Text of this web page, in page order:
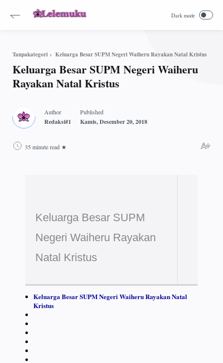
Tanpakategori Keluarga Besar SUPM Negeri Waiheru Rayakan Natal Kristus
Keluarga Besar SUPM Negeri Waiheru
Rayakan Natal Kristus
35 minute read
Keluarga Besar SUPM
Negeri Waiheru Rayakan
Natal Kristus
Keluarga Besar SUPM Negeri Waiheru Rayakan Natal
Kristus